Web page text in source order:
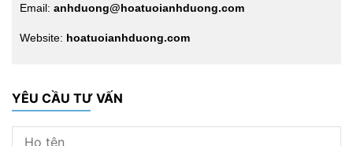
Email: anhduong@hoatuoianhduong.com
Website: hoatuoianhduong.com
YÊU CẦU TƯ VẤN